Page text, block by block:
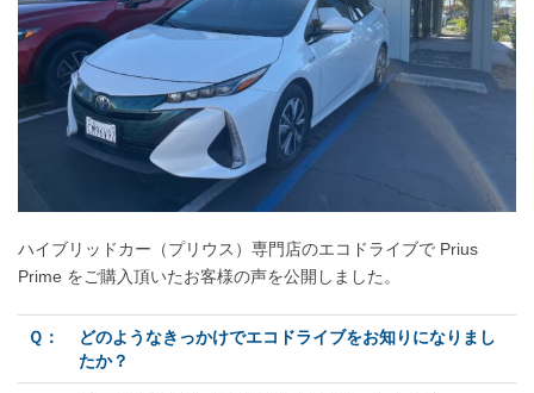
ハイブリッドカー（プリウス）専門店のエコドライブで Prius
Prime をご購入頂いたお客様の声を公開しました。
Ｑ：
どのようなきっかけでエコドライブをお知りになりまし
たか？